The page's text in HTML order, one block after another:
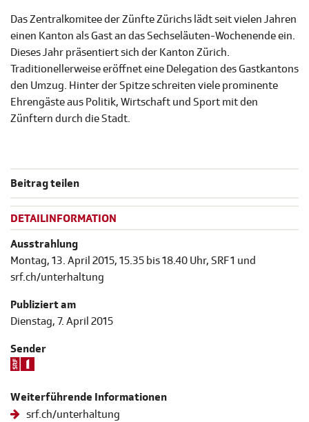
Das Zentralkomitee der Zünfte Zürichs lädt seit vielen Jahren
einen Kanton als Gast an das Sechseläuten-Wochenende ein.
Dieses Jahr präsentiert sich der Kanton Zürich.
Traditionellerweise eröffnet eine Delegation des Gastkantons
den Umzug. Hinter der Spitze schreiten viele prominente
Ehrengäste aus Politik, Wirtschaft und Sport mit den
Zünftern durch die Stadt.
Beitrag teilen
DETAILINFORMATION
Ausstrahlung
Montag, 13. April 2015, 15.35 bis 18.40 Uhr, SRF 1 und
srf.ch/unterhaltung
Publiziert am
Dienstag, 7. April 2015
Sender
Weiterführende Informationen
srf.ch/unterhaltung